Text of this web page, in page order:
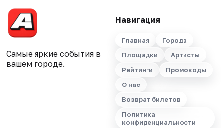
Самые яркие события в
вашем городе.
Навигация
Главная
Города
Площадки
Артисты
Рейтинги
Промокоды
О нас
Возврат билетов
Политика
конфиденциальности